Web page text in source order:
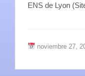
ENS de Lyon
noviembre 27,